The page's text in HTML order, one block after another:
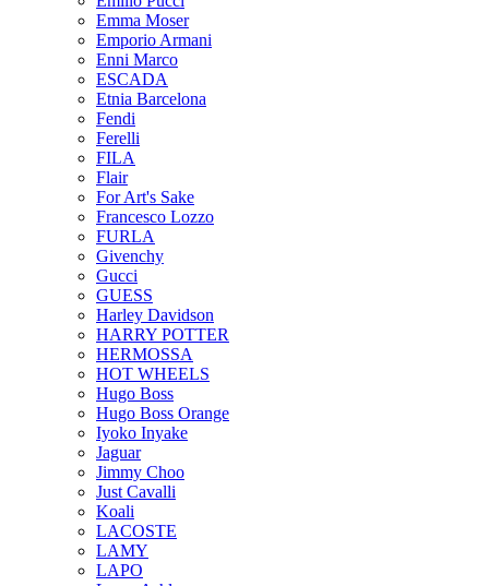
Emma Moser
Emporio Armani
Enni Marco
ESCADA
Etnia Barcelona
Fendi
Ferelli
FILA
Flair
For Art's Sake
Francesco Lozzo
FURLA
Givenchy
Gucci
GUESS
Harley Davidson
HARRY POTTER
HERMOSSA
HOT WHEELS
Hugo Boss
Hugo Boss Orange
Iyoko Inyake
Jaguar
Jimmy Choo
Just Cavalli
Koali
LACOSTE
LAMY
LAPO